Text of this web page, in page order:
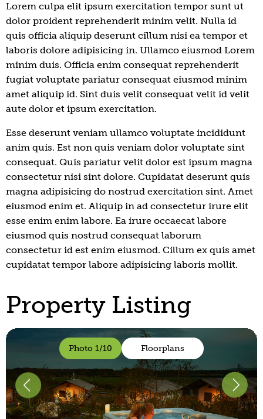
Lorem culpa elit ipsum exercitation tempor sunt ut
dolor proident reprehenderit minim velit. Nulla id
quis officia aliquip deserunt cillum nisi ea tempor et
laboris dolore adipisicing in. Ullamco eiusmod Lorem
minim duis. Officia enim consequat reprehenderit
fugiat voluptate pariatur consequat eiusmod minim
amet aliquip id. Sint duis velit consequat velit id velit
aute dolor et ipsum exercitation.
Esse deserunt veniam ullamco voluptate incididunt
anim quis. Est non quis veniam dolor voluptate sint
consequat. Quis pariatur velit dolor est ipsum magna
consectetur nisi sint dolore. Cupidatat deserunt quis
magna adipisicing do nostrud exercitation sint. Amet
eiusmod enim et. Aliquip in ad consectetur irure elit
esse enim enim labore. Ea irure occaecat labore
eiusmod quis nostrud consequat laborum
consectetur id est enim eiusmod. Cillum ex quis amet
cupidatat tempor labore adipisicing laboris mollit.
Property Listing
Photo 1/10 Floorplans